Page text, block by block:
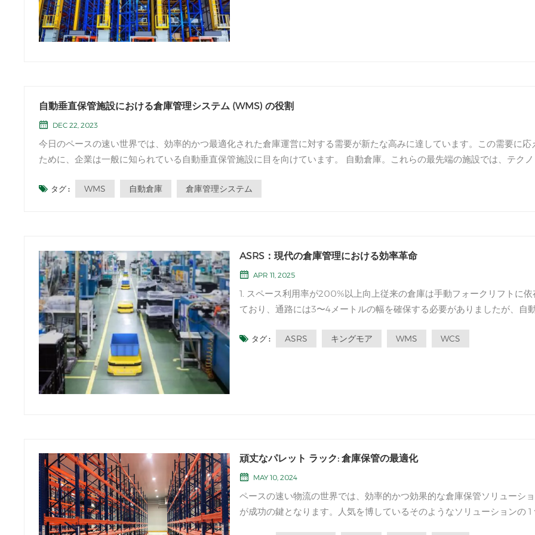
自動垂直保管施設における倉庫管理システム (WMS) の役割
DEC 22, 2023
今日のペースの速い世界では、効率的かつ最適化された倉庫運営に対する需要が新たな高みに達しています。この需要に応
ために、企業は一般に知られている自動垂直保管施設に目を向けています。 自動倉庫。これらの最先端の施設では、テクノロ
タグ : WMS 自動倉庫 倉庫管理システム
ASRS：現代の倉庫管理における効率革命
APR 11, 2025
1. スペース利用率が200%以上向上従来の倉庫は手動フォークリフトに依
ており、通路には3〜4メートルの幅を確保する必要がありましたが、自
管：棚の高さは30メートル以上（一般的な倉庫は10メートル以下）に達
タグ : ASRS キングモア WMS WCS
頑丈なパレット ラック: 倉庫保管の最適化
MAY 10, 2024
ペースの速い物流の世界では、効率的かつ効果的な倉庫保管ソリューシ
が成功の鍵となります。人気を博しているそのようなソリューションの 1